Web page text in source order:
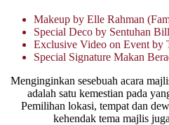
Makeup by Elle Rahman
Special Deco by Sentuhan
Exclusive Video on Event by
Special Signature Makan
Menginginkan sesebuah acara
adalah satu kemestian pada
Pemilihan lokasi, tempat dan
kehendak tema majlis